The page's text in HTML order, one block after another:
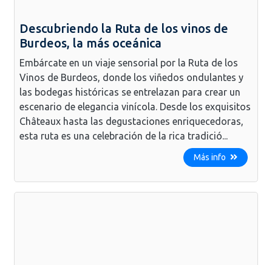
Descubriendo la Ruta de los vinos de
Burdeos, la más oceánica
Embárcate en un viaje sensorial por la Ruta de los
Vinos de Burdeos, donde los viñedos ondulantes y
las bodegas históricas se entrelazan para crear un
escenario de elegancia vinícola. Desde los exquisitos
Châteaux hasta las degustaciones enriquecedoras,
esta ruta es una celebración de la rica tradició...
Más info